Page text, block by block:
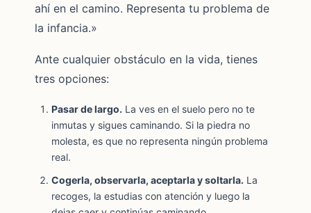
ahí en el camino. Representa tu problema de
la infancia.»
Ante cualquier obstáculo en la vida, tienes
tres opciones:
Pasar de largo. La ves en el suelo pero no te
inmutas y sigues caminando. Si la piedra no
molesta, es que no representa ningún problema
real.
Cogerla, observarla, aceptarla y soltarla. La
recoges, la estudias con atención y luego la